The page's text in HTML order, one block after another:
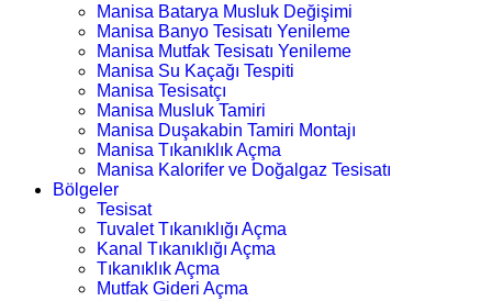
Manisa Batarya Musluk Değişimi
Manisa Banyo Tesisatı Yenileme
Manisa Mutfak Tesisatı Yenileme
Manisa Su Kaçağı Tespiti
Manisa Tesisatçı
Manisa Musluk Tamiri
Manisa Duşakabin Tamiri Montajı
Manisa Tıkanıklık Açma
Manisa Kalorifer ve Doğalgaz Tesisatı
Bölgeler
Tesisat
Tuvalet Tıkanıklığı Açma
Kanal Tıkanıklığı Açma
Tıkanıklık Açma
Mutfak Gideri Açma